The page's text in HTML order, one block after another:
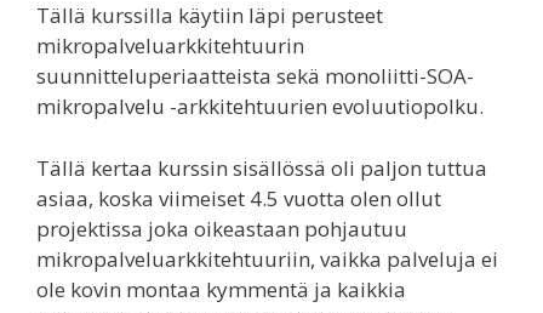
Tällä kurssilla käytiin läpi perusteet
mikropalveluarkkitehtuurin
suunnitteluperiaatteista sekä monoliitti-SOA-
mikropalvelu -arkkitehtuurien evoluutiopolku.
Tällä kertaa kurssin sisällössä oli paljon tuttua
asiaa, koska viimeiset 4.5 vuotta olen ollut
projektissa joka oikeastaan pohjautuu
mikropalveluarkkitehtuuriin, vaikka palveluja ei
ole kovin montaa kymmentä ja kaikkia